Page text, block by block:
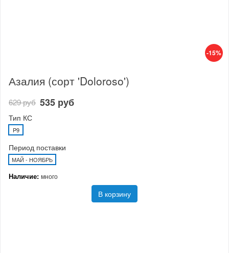
-15%
Азалия (сорт 'Doloroso')
629 руб 535 руб
Тип КС
P9
Период поставки
МАЙ - НОЯБРЬ
Наличие: много
В корзину